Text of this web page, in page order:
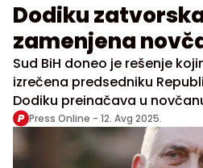
Dodiku
zamenjena
Sud BiH doneo je rešenje
izrečena predsedniku
Dodiku preinačava u
Press Online - 12. Avg 2025.